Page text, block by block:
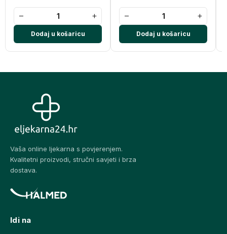
− +
Dodaj u košaricu
− +
Dodaj u košaricu
Vaša online ljekarna s povjerenjem.
Kvalitetni proizvodi, stručni savjeti i brza
dostava.
Idi na